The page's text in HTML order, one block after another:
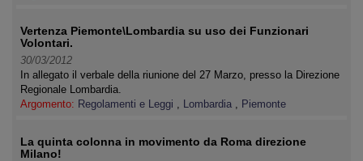
Vertenza Piemonte\Lombardia su uso dei Funzionari
Volontari.
30/03/2012
In allegato il verbale della riunione del 27 Marzo, presso la Direzione
Regionale Lombardia.
Argomento: Regolamenti e Leggi , Lombardia , Piemonte
La quinta colonna in movimento da Roma direzione
Milano!